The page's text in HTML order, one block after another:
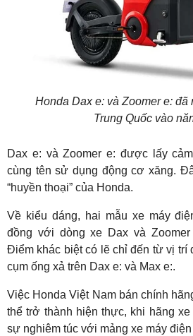
Honda Dax e: và Zoomer e: đã
Trung Quốc vào
Dax e: và Zoomer e: được lấy
cùng tên sử dụng động cơ xăng.
“huyền thoại” của Honda.
Về kiểu dáng, hai mẫu xe máy
đồng với dòng xe Dax và
Điểm khác biệt có lẽ chỉ đến từ vị trí
cụm ống xả trên Dax e: và Max e:.
Việc Honda Việt Nam bán chính
thể trở thành hiện thực, khi hãng
sự nghiêm túc với mảng xe máy